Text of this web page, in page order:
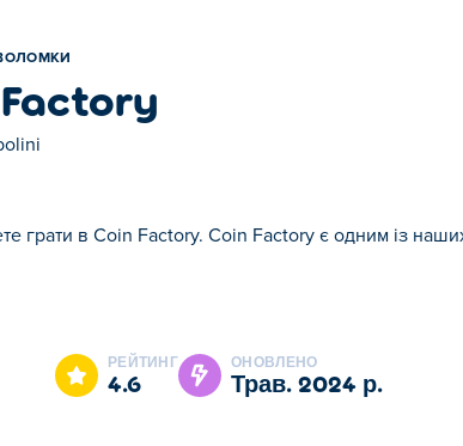
грати в Coin Factory. Coin Factory є одним із
є одним із наших обраних Головоломки.
РЕЙТИНГ
4.6
ОНОВЛЕНО
трав. 2024 р.